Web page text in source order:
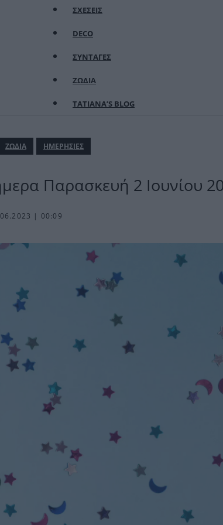
ΣΧΕΣΕΙΣ
DECO
ΣΥΝΤΑΓΕΣ
ΖΩΔΙΑ
TATIANA’S BLOG
ΖΩΔΙΑ ΗΜΕΡΗΣΙΕΣ
Παρασκευή 2 Ιουνίου
| 00:09